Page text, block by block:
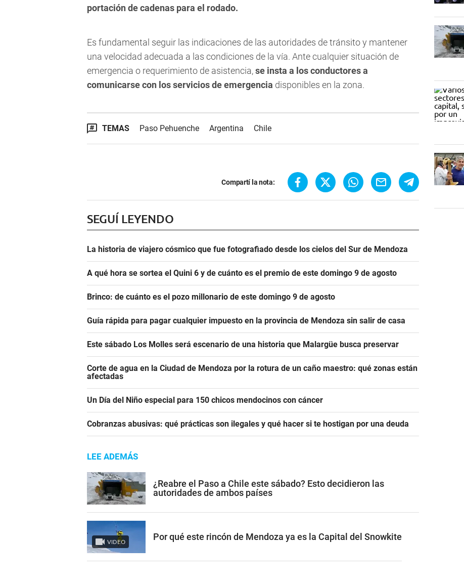
portación de cadenas para el rodado.
Es fundamental seguir las indicaciones de las autoridades de tránsito y mantener
una velocidad adecuada a las condiciones de la vía. Ante cualquier situación de
emergencia o requerimiento de asistencia,se insta a los conductores a
comunicarse con los servicios de emergencia disponibles en la zona.
TEMAS Paso Pehuenche Argentina Chile
Compartí la nota:
SEGUÍ LEYENDO
La historia de viajero cósmico que fue fotografiado desde los cielos del Sur de Mendoza
A qué hora se sortea el Quini 6 y de cuánto es el premio de este domingo 9 de agosto
Brinco: de cuánto es el pozo millonario de este domingo 9 de agosto
Guía rápida para pagar cualquier impuesto en la provincia de Mendoza sin salir de casa
Este sábado Los Molles será escenario de una historia que Malargüe busca preservar
Corte de agua en la Ciudad de Mendoza por la rotura de un caño maestro: qué zonas están
afectadas
Un Día del Niño especial para 150 chicos mendocinos con cáncer
Cobranzas abusivas: qué prácticas son ilegales y qué hacer si te hostigan por una deuda
LEE ADEMÁS
¿Reabre el Paso a Chile este sábado? Esto decidieron las
autoridades de ambos países
VIDEO Por qué este rincón de Mendoza ya es la Capital del Snowkite